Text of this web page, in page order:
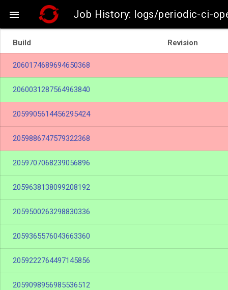
 Job History: logs/periodic-ci-
Build Revision
2060174689694650368
2060031287564963840
2059905614456295424
2059886747579322368
2059707068239056896
2059638138099208192
2059500263298830336
2059365576043663360
2059222764497145856
2059098956985536512